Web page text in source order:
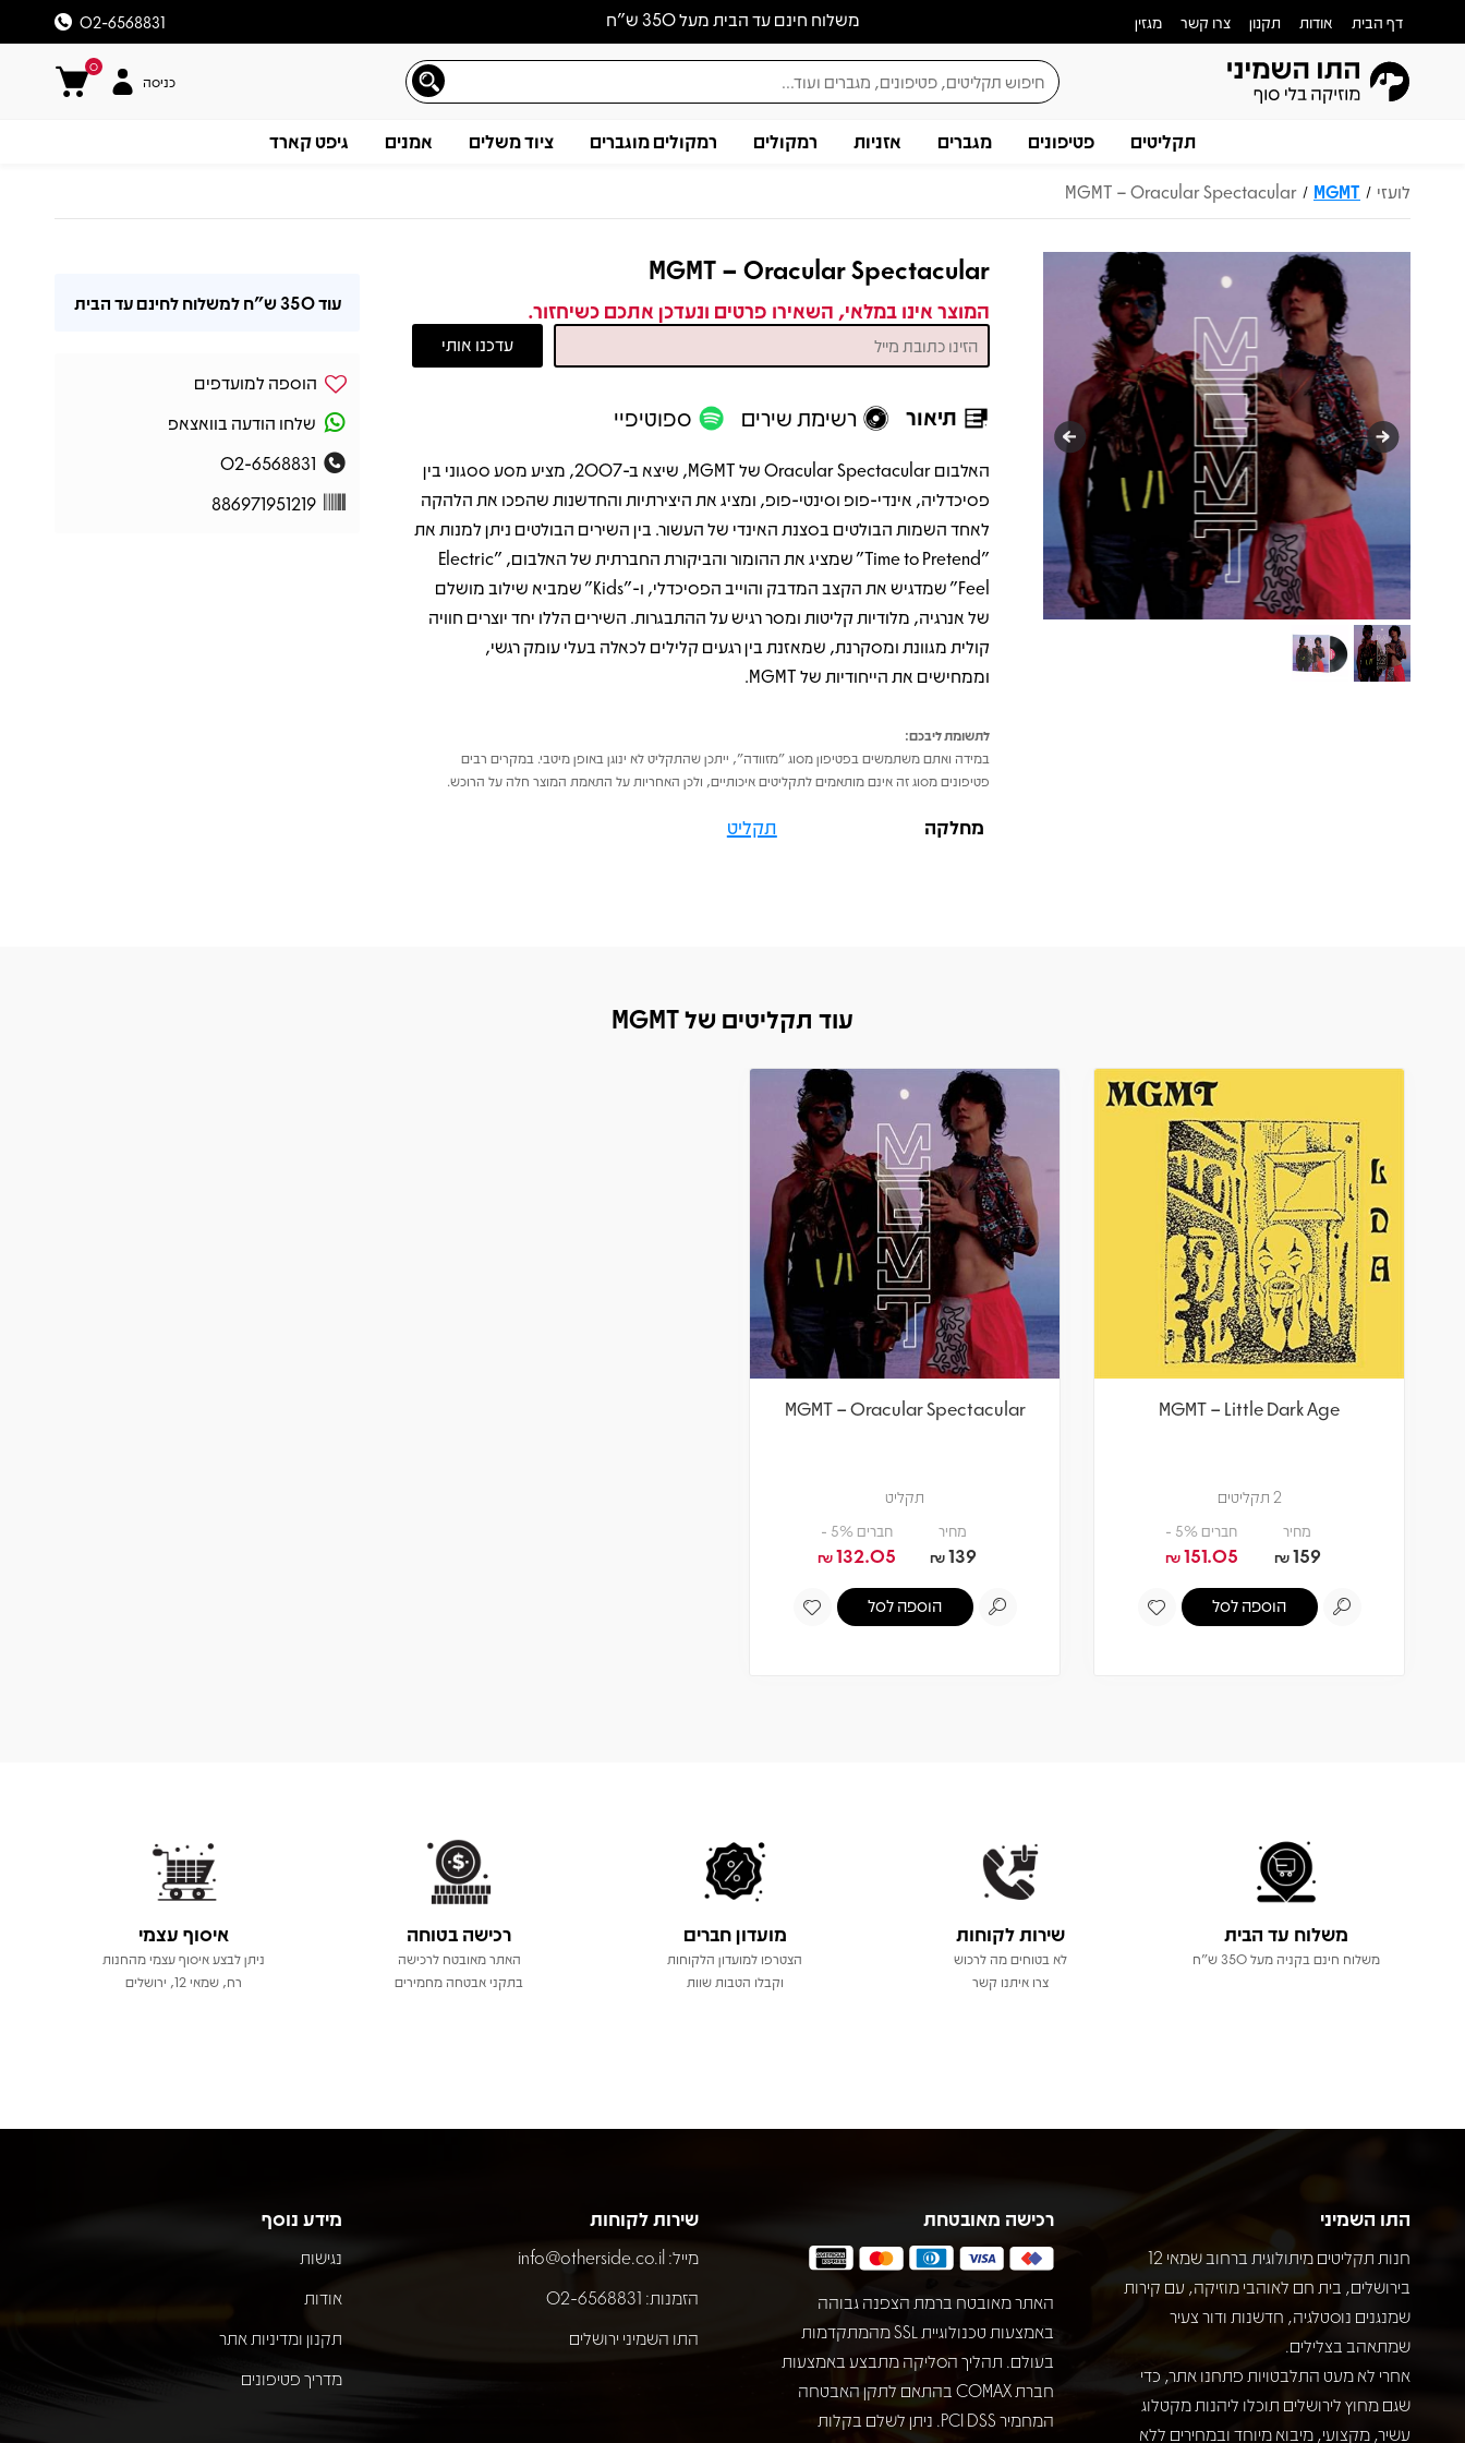
משלוח חינם עד הבית מעל 350 ש״ח דף הבית אודות תקנון צרו קשר מגזין 02-6568831
0
כניסה
תקליטים פטיפונים מגברים אזניות רמקולים רמקולים מוגברים ציוד משלים אמנים גיפט קארד
לועזי /
MGMT
/
MGMT – Oracular Spectacular
MGMT – Oracular Spectacular
המוצר אינו במלאי, השאירו פרטים ונעדכן אתכם כשיחזור.
תיאור רשימת שירים ספוטיפיי
תיאור
האלבום Oracular Spectacular של MGMT, שיצא ב-2007, מציע מסע ססגוני בין
פסיכדליה, אינדי‑פופ וסינטי‑פופ, ומציג את היצירתיות והחדשנות שהפכו את הלהקה
לאחד השמות הבולטים בסצנת האינדי של העשור. בין השירים הבולטים ניתן למנות את
"Time to Pretend" שמציג את ההומור והביקורת החברתית של האלבום, "Electric
Feel" שמדגיש את הקצב המדבק והוייב הפסיכדלי, ו-"Kids" שמביא שילוב מושלם
של אנרגיה, מלודיות קליטות ומסר רגיש על ההתבגרות. השירים הללו יחד יוצרים חוויה
קולית מגוונת ומסקרנת, שמאזנת בין רגעים קלילים לכאלה בעלי עומק רגשי,
וממחישים את הייחודיות של MGMT.
לתשומת ליבכם:
במידה ואתם משתמשים בפטיפון מסוג "מזוודה", ייתכן שהתקליט לא ינוגן באופן מיטבי. במקרים רבים
פטיפונים מסוג זה אינם מותאמים לתקליטים איכותיים, ולכן האחריות על התאמת המוצר חלה על הרוכש.
מחלקה תקליט
עוד350 ש"ח למשלוח לחינם עד הבית
הוספה למועדפים
שלחו הודעה בוואצאפ
02-6568831
886971951219
עוד תקליטים של MGMT
MGMT – Little Dark Age
2 תקליטים
מחיר
159
₪
חברים 5% -
151.05
₪
הוספה לסל
MGMT – Oracular Spectacular
תקליט
מחיר
139
₪
חברים 5% -
132.05
₪
הוספה לסל
משלוח עד הבית
משלוח חינם בקניה מעל 350 ש"ח
שירות לקוחות
לא בטוחים מה לרכוש
צרו איתנו קשר
מועדון חברים
הצטרפו למועדון הלקוחות
וקבלו הטבות שוות
רכישה בטוחה
האתר מאובטח לרכישה
בתקני אבטחה מחמירים
איסוף עצמי
ניתן לבצע איסוף עצמי מהחנות
רח, שמאי 12, ירושלים
התו השמיני
חנות תקליטים מיתולוגית ברחוב שמאי 12
בירושלים, בית חם לאוהבי מוזיקה, עם קירות
שמנגנים נוסטלגיה, חדשנות ודור צעיר
שמתאהב בצלילים.
אחרי לא מעט התלבטויות פתחנו אתר, כדי
שגם מחוץ לירושלים תוכלו ליהנות מקטלוג
עשיר, מקצועי, מיבוא מיוחד ובמחירים ללא
רכישה מאובטחת
האתר מאובטח ברמת הצפנה גבוהה
באמצעות טכנולוגיית SSL מהמתקדמות
בעולם. תהליך הסליקה מתבצע באמצעות
חברת COMAX בהתאם לתקן האבטחה
המחמיר PCI DSS. ניתן לשלם בקלות
שירות לקוחות
מייל: info@otherside.co.il
הזמנות: 02-6568831
התו השמיני ירושלים
מידע נוסף
נגישות
אודות
תקנון ומדיניות אתר
מדריך פטיפונים